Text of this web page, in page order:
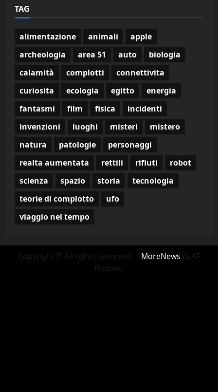
TAG
alimentazione animali
apple
archeologia
area 51 auto
biologia
calamità
complotti
connettivita
curiosita
ecologia egitto
energia
fantasmi
film fisica
incidenti
invenzioni
luoghi misteri
mistero
natura
patologie
personaggi
realta aumentata
rettili rifiuti
robot
scienza
spazio storia
tecnologia
teorie di complotto
ufo
viaggio nel tempo
Copyright © All rights reserved. | MoreNews di AF
themes.